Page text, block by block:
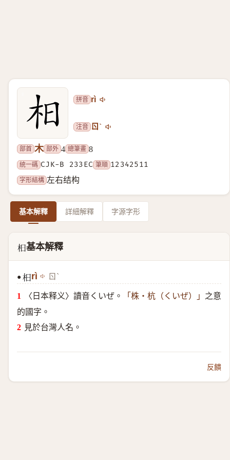
拼音 rì
注音 ㄖˋ
部首 木 部外 4 總筆畫 8
統一碼 CJK-B 233EC 筆順 12342511
字形結構 左右结构
基本解釋 詳細解釋 字源字形
𣏬基本解釋
● 𣏬 rì ㄖˋ
〈日本释义〉讀音くいぜ。 「株・杭（くいぜ）」 之意
的國字。
見於台灣人名。
反饋